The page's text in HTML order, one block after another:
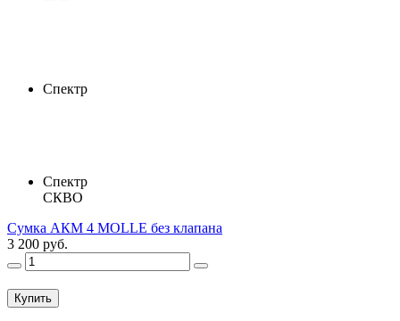
Спектр
Спектр
СКВО
Сумка АКМ 4 MOLLE без клапана
3 200 руб.
Купить